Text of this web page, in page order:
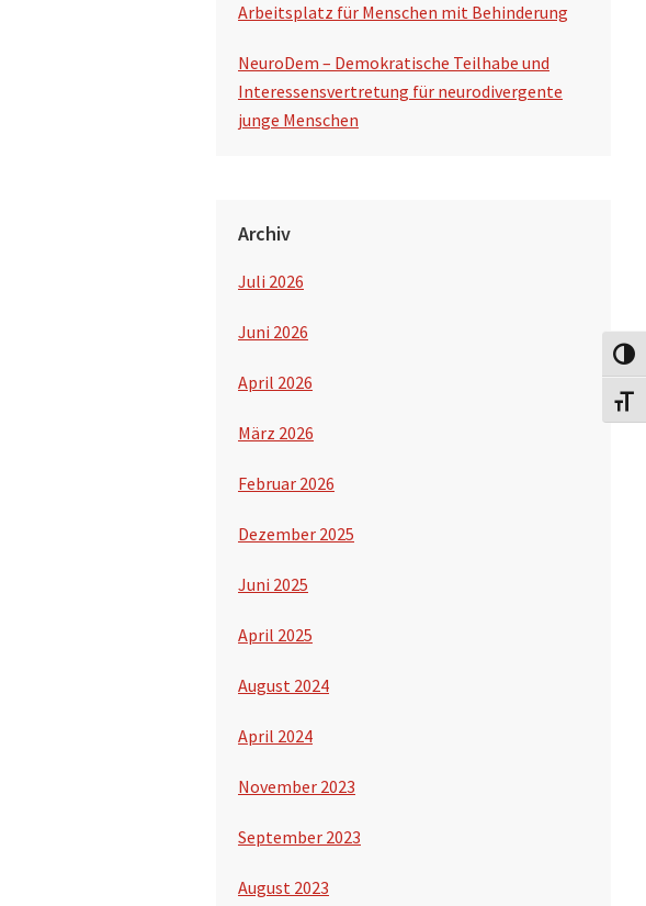
Arbeitsplatz für Menschen mit Behinderung
NeuroDem – Demokratische Teilhabe und
Interessensvertretung für neurodivergente
junge Menschen
Archiv
Juli 2026
Juni 2026
April 2026
März 2026
Februar 2026
Dezember 2025
Juni 2025
April 2025
August 2024
April 2024
November 2023
September 2023
August 2023